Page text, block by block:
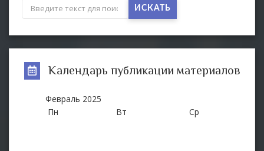
ИСКАТЬ
Календарь публикации материалов
Февраль 2025
Пн
Вт Ср